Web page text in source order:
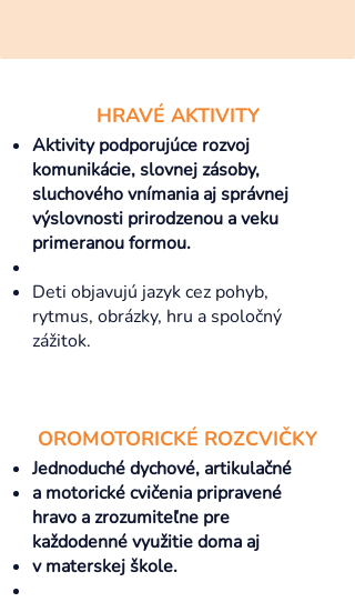
HRAVÉ AKTIVITY
Aktivity podporujúce rozvoj
komunikácie, slovnej zásoby,
sluchového vnímania aj správnej
výslovnosti prirodzenou a veku
primeranou formou.
Deti objavujú jazyk cez pohyb,
rytmus, obrázky, hru a spoločný
zážitok.
OROMOTORICKÉ ROZCVIČKY
Jednoduché dychové, artikulačné
a motorické cvičenia pripravené
hravo a zrozumiteľne pre
každodenné využitie doma aj
v materskej škole.